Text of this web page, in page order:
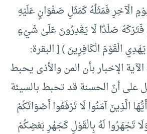
الْآخِرِ فَمَثَلُهُ كَمَثَلِ صَفْوَانٍ عَلَيْهِ
فَتَرَكَهُ صَلْدًا لَا يَقْدِرُونَ عَلَىٰ شَيْءٍ
الْقَوْمَ الْكَافِرِينَ ) [ البقرة:
الإخبار بأن المن والأذى يحبط
على أنّ الحسنة قد تحبط بالسيئة
الَّذِينَ آمَنُوا لَا تَرْفَعُوا أَصْوَاتَكُمْ
تَجْهَرُوا لَهُ بِالْقَوْلِ كَجَهْرِ بَعْضِكُمْ